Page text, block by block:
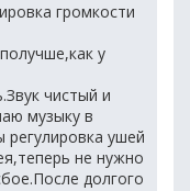
громкости
у
чистый и
музыку в
регулировка ушей
не нужно
долгого